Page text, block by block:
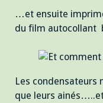
…et ensuite
du film autocollant
Les condensateurs
que leurs